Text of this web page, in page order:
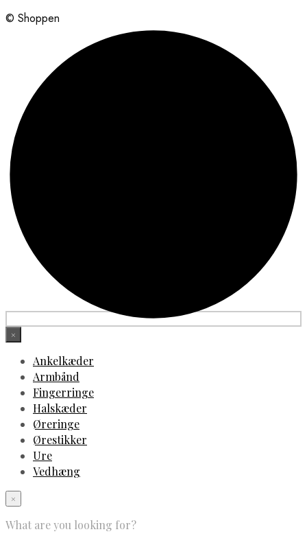
© Shoppen
×
Ankelkæder
Armbånd
Fingerringe
Halskæder
Øreringe
Ørestikker
Ure
Vedhæng
×
What are you looking for?